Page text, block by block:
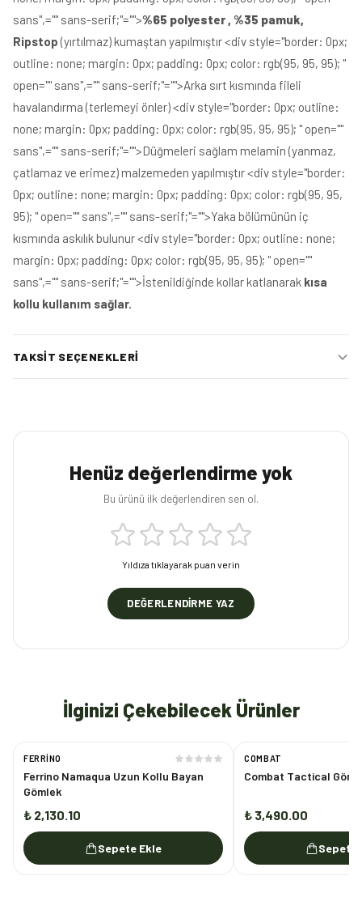
sans",="" sans-serif;"="">%65 polyester , %35 pamuk,
Ripstop (yırtılmaz) kumaştan yapılmıştır <div style="border: 0px;
outline: none; margin: 0px; padding: 0px; color: rgb(95, 95, 95); "
open="" sans",="" sans-serif;"="">Arka sırt kısmında fileli
havalandırma (terlemeyi önler) <div style="border: 0px; outline:
none; margin: 0px; padding: 0px; color: rgb(95, 95, 95); " open=""
sans",="" sans-serif;"="">Düğmeleri sağlam melamin (yanmaz,
çatlamaz ve erimez) malzemeden yapılmıştır <div style="border:
0px; outline: none; margin: 0px; padding: 0px; color: rgb(95, 95,
95); " open="" sans",="" sans-serif;"="">Yaka bölümünün iç
kısmında askılık bulunur <div style="border: 0px; outline: none;
margin: 0px; padding: 0px; color: rgb(95, 95, 95); " open=""
sans",="" sans-serif;"="">İstenildiğinde kollar katlanarak kısa
kollu kullanım sağlar.
TAKSIT SEÇENEKLERI
Henüz değerlendirme yok
Bu ürünü ilk değerlendiren sen ol.
Yıldıza tıklayarak puan verin
DEĞERLENDIRME YAZ
İlginizi Çekebilecek Ürünler
FERRINO
Ferrino Namaqua Uzun Kollu Bayan
Gömlek
₺ 2,130.10
Sepete Ekle
COMBAT
Combat Tactical
₺ 3,490.00
Sepete